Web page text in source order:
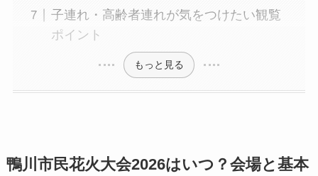
子連れ・高齢者連れが気をつけたい観覧
ポイント
もっと見る
鴨川市民花火大会2026はいつ？会場と基本